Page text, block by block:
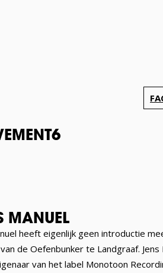
MANUEL
heeft eigenlijk geen introductie
de Oefenbunker te Landgraaf.
van het label Monotoon